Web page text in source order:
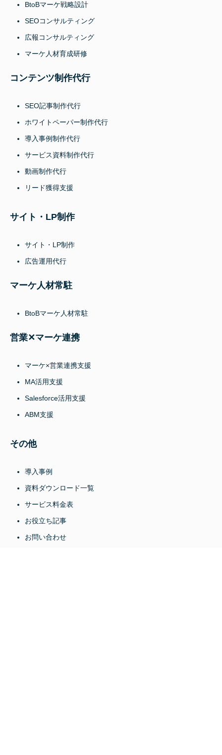
BtoBマーケ戦略設計
SEOコンサルティング
広報コンサルティング
マーケ人材育成研修
コンテンツ制作代行
SEO記事制作代行
ホワイトペーパー制作代行
導入事例制作代行
サービス資料制作代行
動画制作代行
リード獲得支援
サイト・LP制作
サイト・LP制作
広告運用代行
マーケ人材常駐
BtoBマーケ人材常駐
営業✕マーケ連携
マーケ×営業連携支援
MA活用支援
Salesforce活用支援
ABM支援
その他
導入事例
資料ダウンロード一覧
サービス料金表
お役立ち記事
お問い合わせ